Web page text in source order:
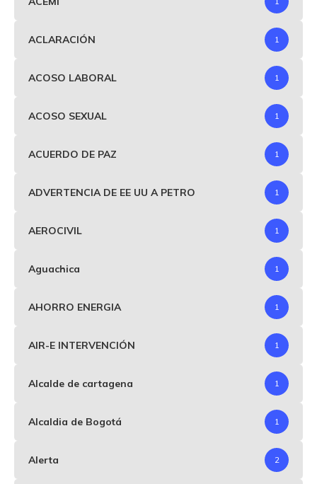
ACLARACIÓN 1
ACOSO LABORAL 1
ACOSO SEXUAL 1
ACUERDO DE PAZ 1
ADVERTENCIA DE EE UU A PETRO 1
AEROCIVIL 1
Aguachica 1
AHORRO ENERGIA 1
AIR-E INTERVENCIÓN 1
Alcalde de cartagena 1
Alcaldia de Bogotá 1
Alerta 2